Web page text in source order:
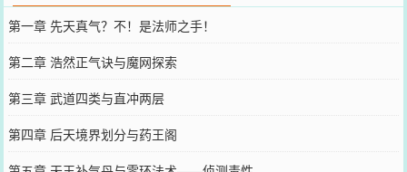
第一章 先天真气？不！是法师之手！
第二章 浩然正气诀与魔网探索
第三章 武道四类与直冲两层
第四章 后天境界划分与药王阁